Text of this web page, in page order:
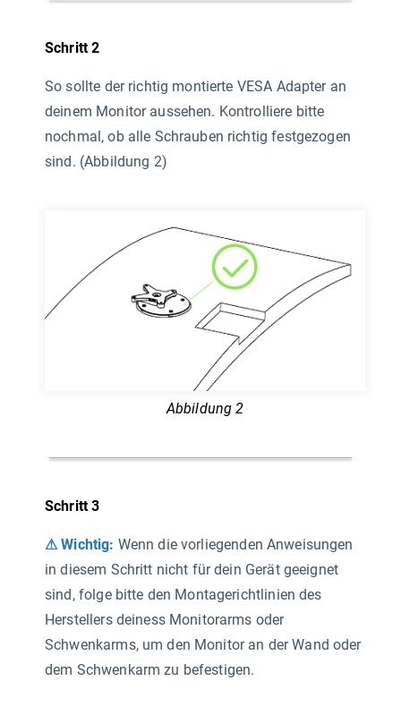
Schritt 2
So sollte der richtig montierte VESA Adapter an
deinem Monitor aussehen. Kontrolliere bitte
nochmal, ob alle Schrauben richtig festgezogen
sind. (Abbildung 2)
Abbildung 2
Schritt 3
⚠ Wichtig: Wenn die vorliegenden Anweisungen
in diesem Schritt nicht für dein Gerät geeignet
sind, folge bitte den Montagerichtlinien des
Herstellers deiness Monitorarms oder
Schwenkarms, um den Monitor an der Wand oder
dem Schwenkarm zu befestigen.